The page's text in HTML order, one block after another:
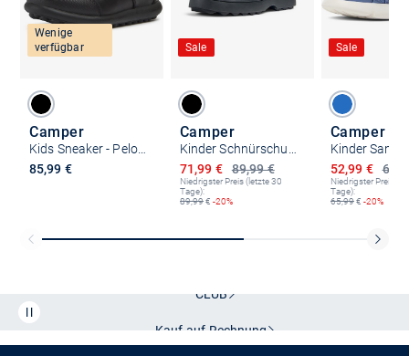
Wenige
verfügbar
Camper
Kids Sneaker - Pelotas Ariel
85,99 €
Sale
Camper
89,99 €
Ermäßigter Preis
71,99 €
Niedrigster Preis (letzte 30
Tage):
89,99€ -20%
Sale
Camper
Ermäßigter
52,99 €
Niedrigster Preis
Tage):
65,99€ -20%
CLUB
Kauf auf Rechnung